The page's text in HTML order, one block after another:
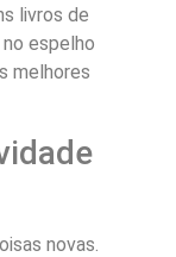
livros de
espelho
melhores
novas.